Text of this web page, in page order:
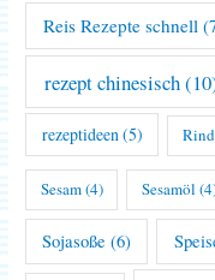
Reis Rezepte schnell
rezept chinesisch
rezeptideen(5)
Sesam(4) Sesamöl
Sojasoße (6)